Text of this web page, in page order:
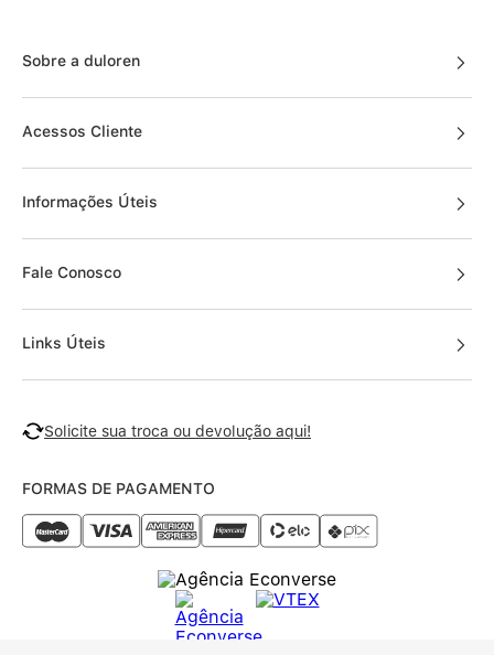
Sobre a duloren
Acessos Cliente
Informações Úteis
Fale Conosco
Links Úteis
Solicite sua troca ou devolução aqui!
FORMAS DE PAGAMENTO